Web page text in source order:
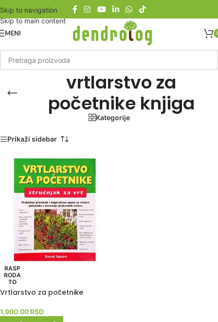
Skip to navigation
Skip to main content
MENI
vrtlarstvo za
početnike knjiga
Kategorije
Prikaži sidebar
RASP
RODA
TO
Vrtlarstvo za početnike
1,900.00 RSD